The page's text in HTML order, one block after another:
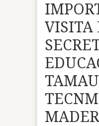
VISITA